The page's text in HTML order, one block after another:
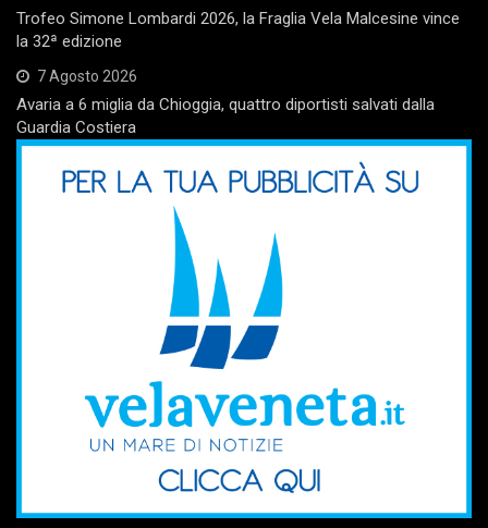
Trofeo Simone Lombardi 2026, la Fraglia Vela Malcesine vince
la 32ª edizione
7 Agosto 2026
Avaria a 6 miglia da Chioggia, quattro diportisti salvati dalla
Guardia Costiera